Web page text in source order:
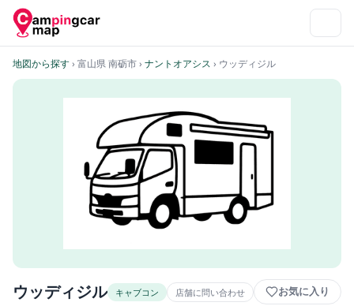
地図から探す› 富山県 南砺市› ナントオアシス › ウッディジル
ウッディジル キャブコン 店舗に問い合わせ お気に入り